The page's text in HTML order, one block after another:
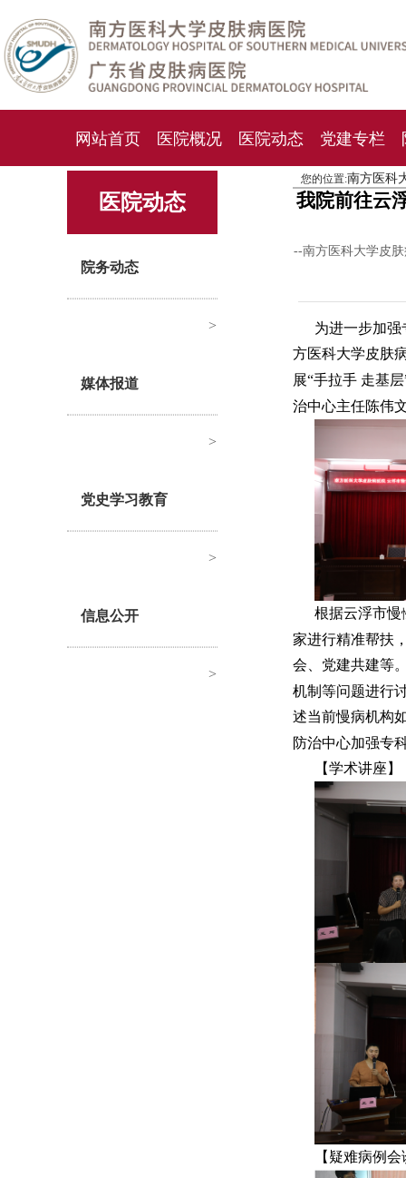
网站首页 医院概况 医院动态 党建专栏
化妆品检测中心 就诊指南 人才
医院动态
院务动态
>
媒体报道
>
党史学习教育
>
信息公开
>
您的位置:南方医科
我院前往云
--南方医科大学皮
为进一步加
方医科大学皮肤
展“手拉手 走基
治中心主任陈伟
根据云浮市慢
家进行精准帮扶
会、党建共建等
机制等问题进行
述当前慢病机构
防治中心加强专
【学术讲座】
【疑难病例